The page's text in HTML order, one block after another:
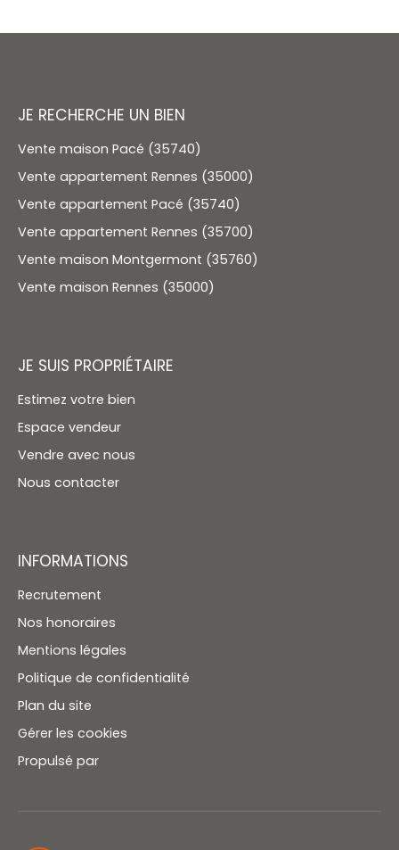
JE RECHERCHE UN BIEN
Vente maison Pacé (35740)
Vente appartement Rennes (35000)
Vente appartement Pacé (35740)
Vente appartement Rennes (35700)
Vente maison Montgermont (35760)
Vente maison Rennes (35000)
JE SUIS PROPRIÉTAIRE
Estimez votre bien
Espace vendeur
Vendre avec nous
Nous contacter
INFORMATIONS
Recrutement
Nos honoraires
Mentions légales
Politique de confidentialité
Plan du site
Gérer les cookies
Propulsé par